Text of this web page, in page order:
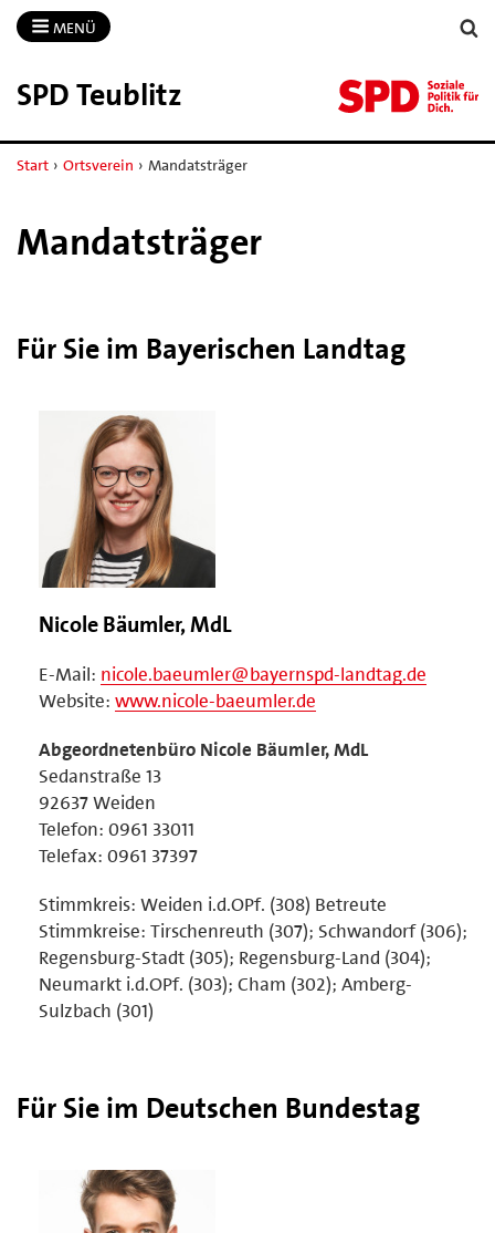
MENÜ
SPD Teublitz
Start › Ortsverein › Mandatsträger
Mandatsträger
Für Sie im Bayerischen Landtag
Nicole Bäumler, MdL
E-Mail: nicole.baeumler@bayernspd-landtag.de
Website: www.nicole-baeumler.de
Abgeordnetenbüro Nicole Bäumler, MdL
Sedanstraße 13
92637 Weiden
Telefon: 0961 33011
Telefax: 0961 37397
Stimmkreis: Weiden i.d.OPf. (308) Betreute
Stimmkreise: Tirschenreuth (307); Schwandorf (306);
Regensburg-Stadt (305); Regensburg-Land (304);
Neumarkt i.d.OPf. (303); Cham (302); Amberg-
Sulzbach (301)
Für Sie im Deutschen Bundestag